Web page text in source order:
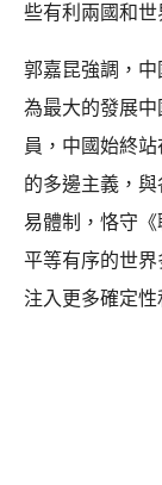
些有利兩國和世
郭嘉昆強調，
為最大的發展
員，中國始終
的多邊主義，
易體制，恪守
平等有序的世
注入更多確定性